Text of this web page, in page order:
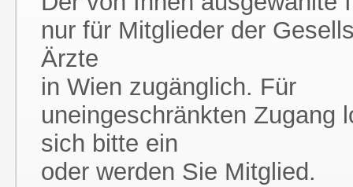
nur für Mitglieder der
Ärzte
in Wien zugänglich. Für
uneingeschränkten Zugang
sich bitte ein
oder werden Sie Mitglied.